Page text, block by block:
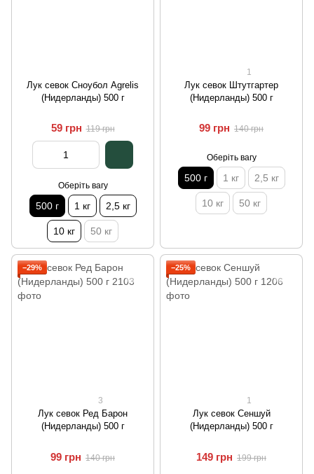
Лук севок Сноубол Agrelis
(Нидерланды) 500 г
59 грн 119 грн
Оберіть вагу
500 г 1 кг 2,5 кг
10 кг 50 кг
1
Лук севок Штутгартер
(Нидерланды) 500 г
99 грн 140 грн
Оберіть вагу
500 г 1 кг 2,5 кг
10 кг 50 кг
−29%
3
Лук севок Ред Барон
(Нидерланды) 500 г
99 грн 140 грн
−25%
1
Лук севок Сеншуй
(Нидерланды) 500 г
149 грн 199 грн